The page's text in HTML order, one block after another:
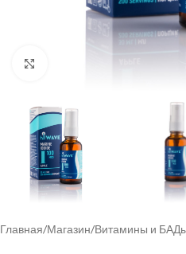
Главная/Магазин/Витамины и